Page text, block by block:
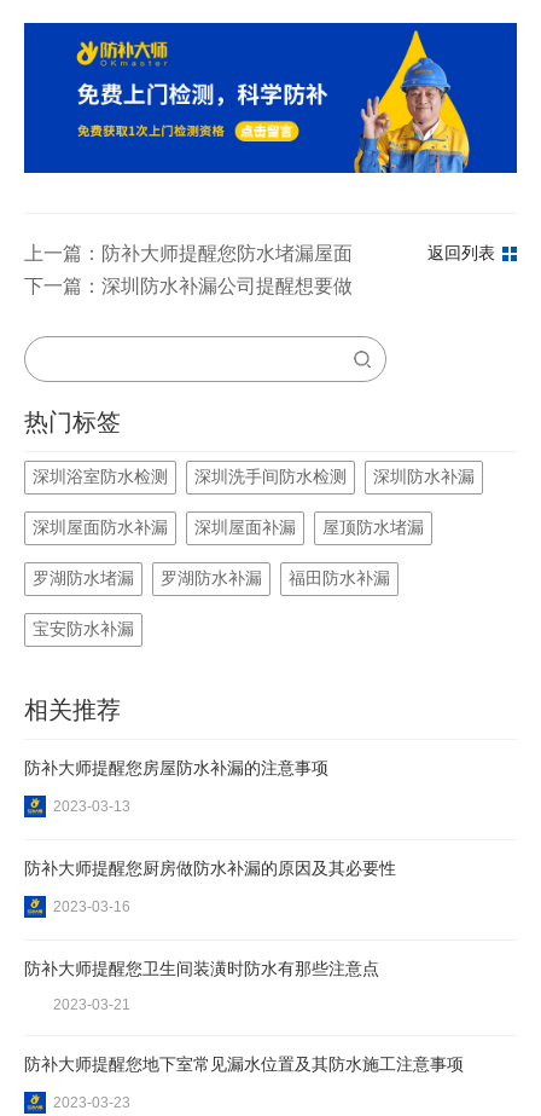
上一篇：防补大师提醒您防水堵漏屋面隔离层的做法
返回列表
下一篇：深圳防水补漏公司提醒想要做好卫生间防水，注意
热门标签
深圳浴室防水检测 深圳洗手间防水检测 深圳防水补漏
深圳屋面防水补漏 深圳屋面补漏 屋顶防水堵漏
罗湖防水堵漏 罗湖防水补漏 福田防水补漏
宝安防水补漏
相关推荐
防补大师提醒您房屋防水补漏的注意事项
2023-03-13
防补大师提醒您厨房做防水补漏的原因及其必要性
2023-03-16
防补大师提醒您卫生间装潢时防水有那些注意点
2023-03-21
防补大师提醒您地下室常见漏水位置及其防水施工注意事项
2023-03-23